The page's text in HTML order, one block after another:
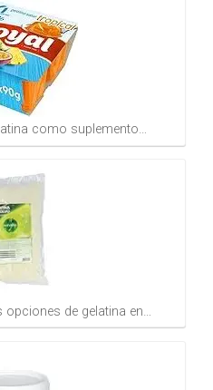
como suplemento…
de gelatina en…